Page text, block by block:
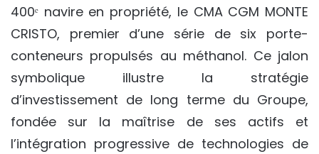
400ᵉ navire en propriété, le CMA CGM MONTE
CRISTO, premier d’une série de six porte-
conteneurs propulsés au méthanol. Ce jalon
symbolique illustre la stratégie
d’investissement de long terme du Groupe,
fondée sur la maîtrise de ses actifs et
l’intégration progressive de technologies de